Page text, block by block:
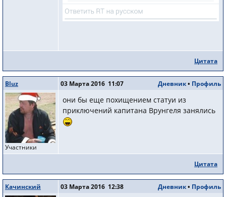
Цитата
Bluz
Участники
Дневник• Профиль
03 Марта 2016 11:07
они бы еще похищением статуи из
приключений капитана Врунгеля занялись
Цитата
Качинский Дневник• Профиль
03 Марта 2016 12:38